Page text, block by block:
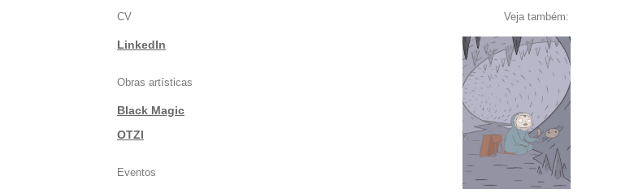
CV
LinkedIn
Obras artísticas
Black Magic
|OTZI
Eventos
Veja também: